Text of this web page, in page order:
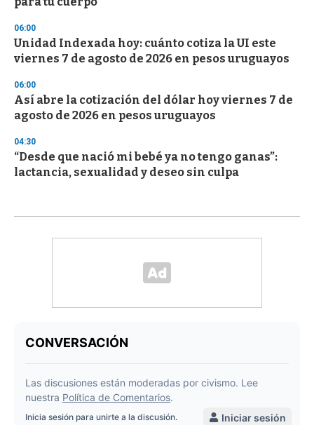
06:00
Unidad Indexada hoy: cuánto cotiza la UI este
viernes 7 de agosto de 2026 en pesos uruguayos
06:00
Así abre la cotización del dólar hoy viernes 7 de
agosto de 2026 en pesos uruguayos
04:30
“Desde que nació mi bebé ya no tengo ganas”:
lactancia, sexualidad y deseo sin culpa